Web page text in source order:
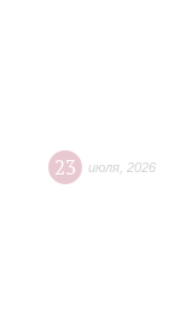
23 июля 2026